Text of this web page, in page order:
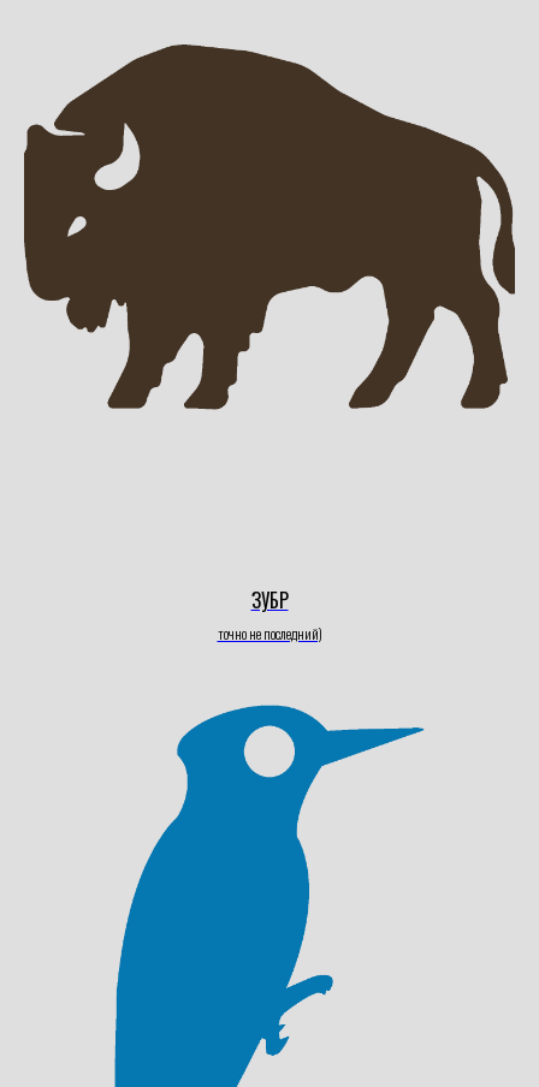
ЗУБР
точно не последний)